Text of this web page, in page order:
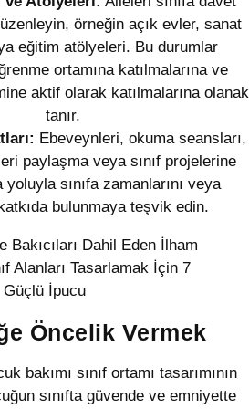
örneğin açık evler, sanat
eğitim atölyeleri. Bu durumlar
ortamına katılmalarına ve
aktif olarak katılmalarına olanak
tanır.
Ebeveynleri, okuma seansları,
paylaşma veya sınıf projelerine
yoluyla sınıfa zamanlarını veya
bulunmaya teşvik edin.
Öncelik Vermek
bakımı sınıf ortamı tasarımının
sınıfta güvende ve emniyette